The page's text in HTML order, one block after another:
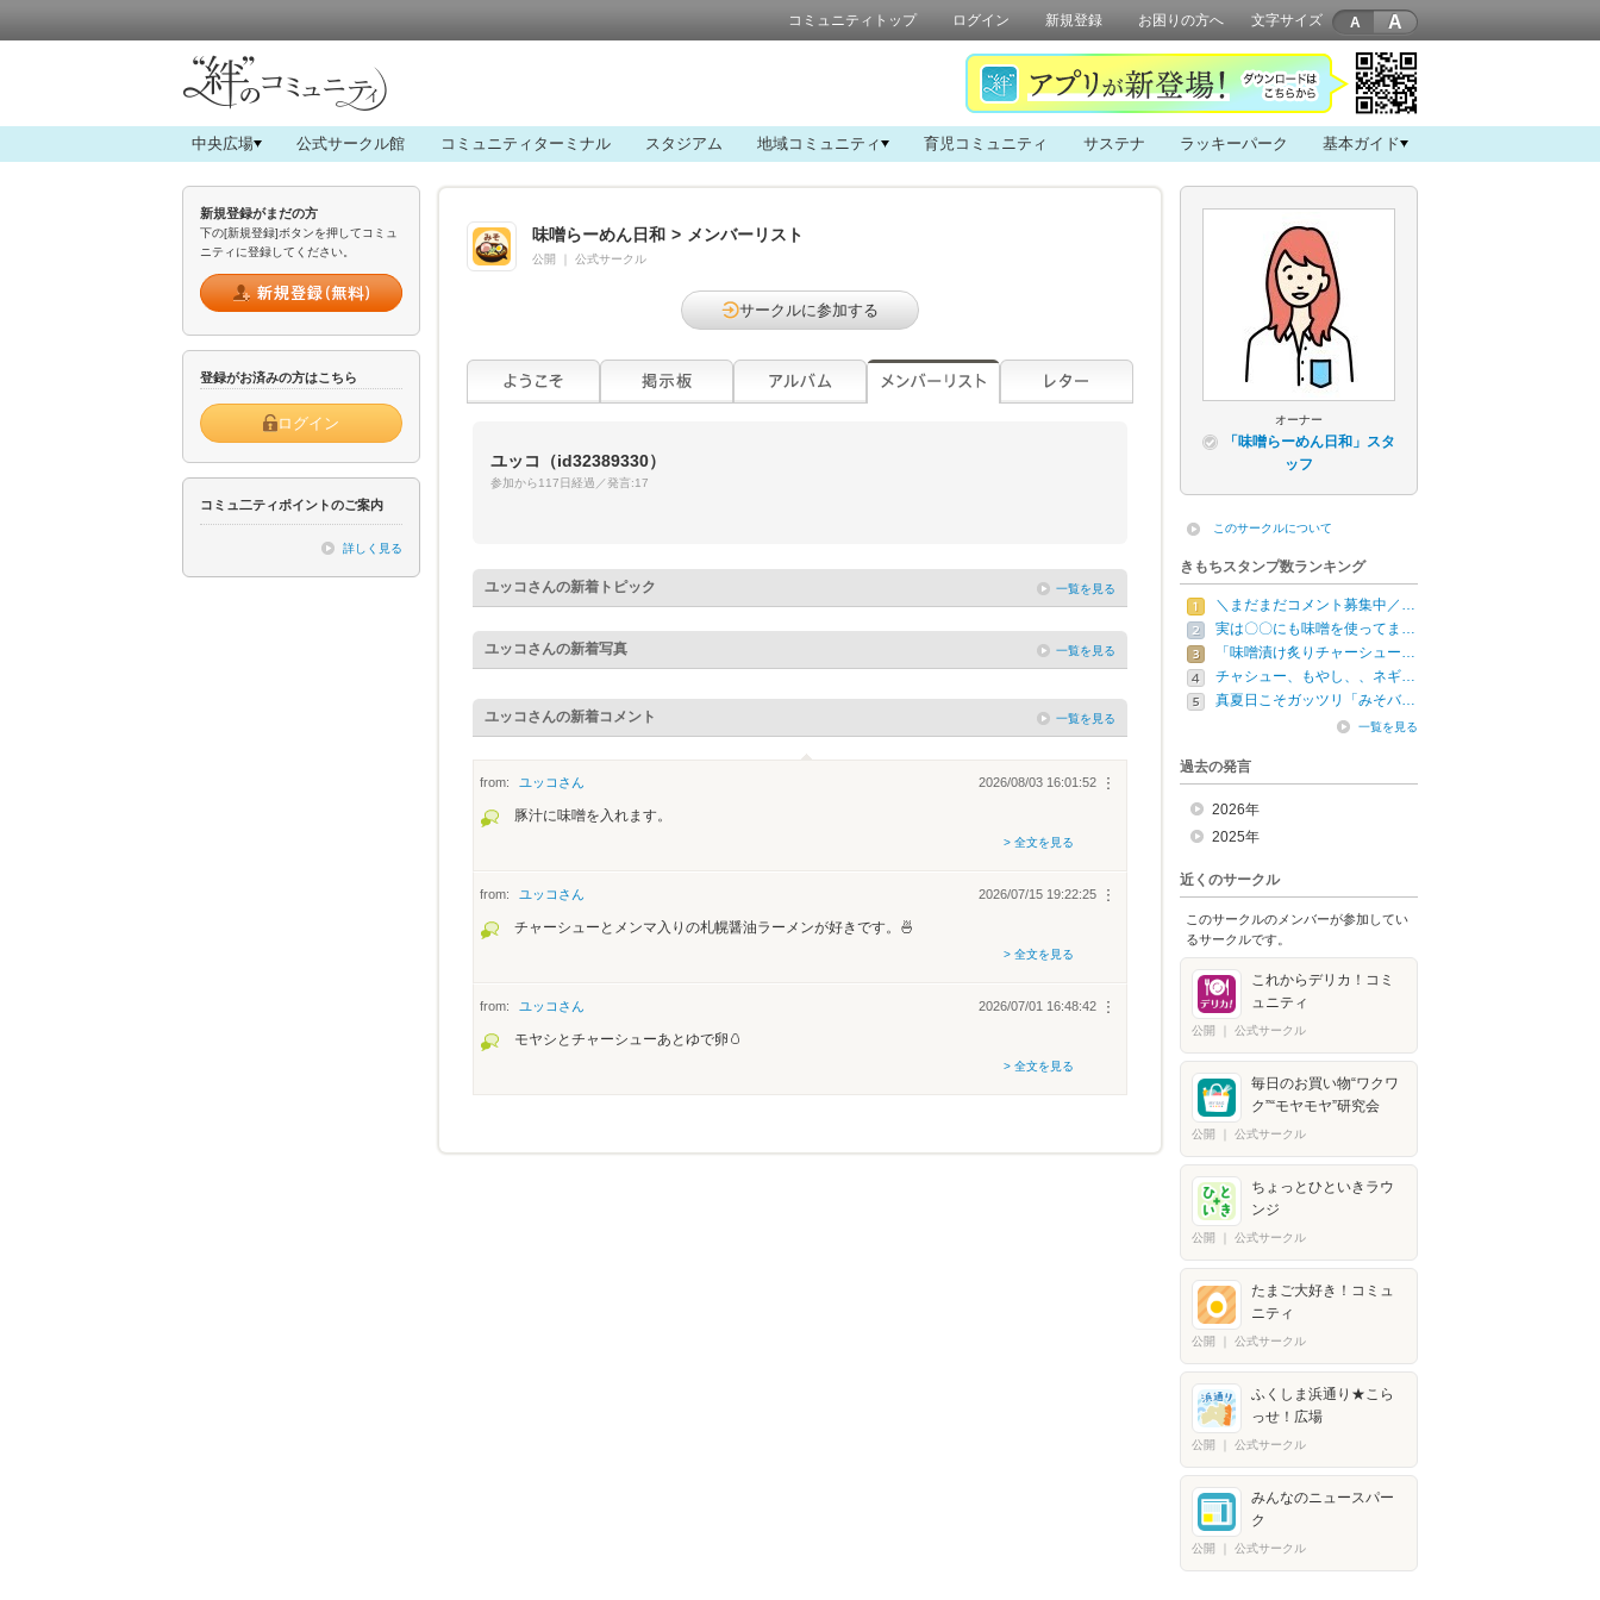
コミュニティトップ ログイン 新規登録 お困りの方へ 文字サイズ A
中央広場 公式サークル館 コミュニティターミナル スタジアム 地域コミュニティ 育児コミュニティ サステナ ラッキーパーク 基本ガイド
新規登録がまだの方
下の[新規登録]ボタンを押してコミュ
ニティに登録してください。
登録がお済みの方はこちら
ログイン
コミュ二ティポイントのご案内
詳しく見る
味噌らーめん日和 > メンバーリスト
公開 公式サークル
サークルに参加する
ユッコ （id32389330）
参加から117日経過／発言:17
ユッコ さんの新着トピック 一覧を見る
ユッコ さんの新着写真 一覧を見る
ユッコ さんの新着コメント 一覧を見る
from: ユッコ さん ︙
2026/08/03 16:01:52
豚汁に味噌を入れます。
> 全文を見る
from: ユッコ さん ︙
2026/07/15 19:22:25
チャーシューとメンマ入りの札幌醤油ラーメンが好きです。🍜
> 全文を見る
from: ユッコ さん ︙
2026/07/01 16:48:42
モヤシとチャーシューあとゆで卵🥚
> 全文を見る
オーナー
「味噌らーめん日和」スタ
ッフ
このサークルについて
きもちスタンプ数ランキング
＼まだまだコメント募集中／…
実は〇〇にも味噌を使ってま…
「味噌漬け炙りチャーシュー…
チャシュー、もやし、、ネギ…
真夏日こそガッツリ「みそバ…
一覧を見る
過去の発言
2026年
2025年
近くのサークル
このサークルのメンバーが参加してい
るサークルです。
これからデリカ！コミ
ュニティ
公開 公式サークル
毎日のお買い物“ワクワ
ク”“モヤモヤ”研究会
公開 公式サークル
ちょっとひといきラウ
ンジ
公開 公式サークル
たまご大好き！コミュ
ニティ
公開 公式サークル
ふくしま浜通り★こら
っせ！広場
公開 公式サークル
みんなのニュースパー
ク
公開 公式サークル